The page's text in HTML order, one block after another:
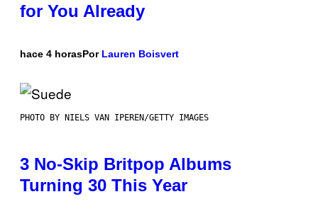
for You Already
hace 4 horasPor Lauren Boisvert
PHOTO BY NIELS VAN IPEREN/GETTY IMAGES
3 No-Skip Britpop Albums
Turning 30 This Year